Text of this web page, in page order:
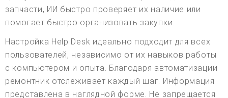
запчасти, ИИ быстро проверяет их наличие или
помогает быстро организовать закупки.
Настройка Help Desk идеально подходит для всех
пользователей, независимо от их навыков работы
с компьютером и опыта. Благодаря автоматизации
ремонтник отслеживает каждый шаг. Информация
представлена в наглядной форме. Не запрещается